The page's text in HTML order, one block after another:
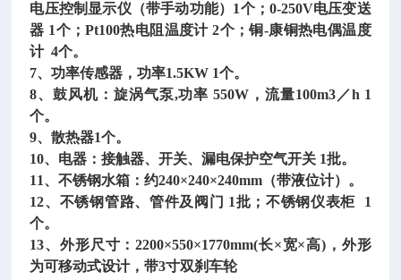
电压控制显示仪（带手动功能）1个；0-250V电压变送
器 1个；Pt100热电阻温度计 2个；铜-康铜热电偶温度
计 4个。
7、功率传感器，功率1.5KW 1个。
8、鼓风机：旋涡气泵,功率 550W，流量100m3／h 1
个。
9、散热器1个。
10、电器：接触器、开关、漏电保护空气开关 1批。
11、不锈钢水箱：约240×240×240mm（带液位计）。
12、不锈钢管路、管件及阀门 1批；不锈钢仪表柜 1
个。
13、外形尺寸：2200×550×1770mm(长×宽×高)，外形
为可移动式设计，带3寸双刹车轮